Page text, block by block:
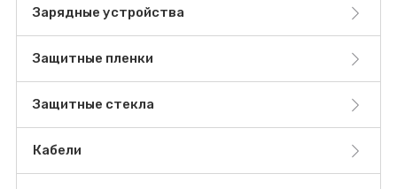
Зарядные устройства
Защитные пленки
Защитные стекла
Кабели